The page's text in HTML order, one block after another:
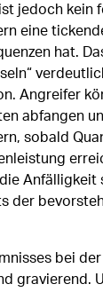
jedoch kein
eine
hat.
Angreifer
abfangen
sobald
Anfälligkeit
der
bei der
gravierend.